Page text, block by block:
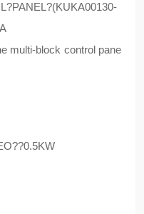
multi-block control pane